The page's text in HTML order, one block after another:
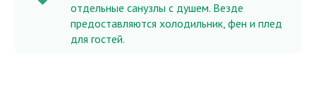
отдельные санузлы с душем. Везде
предоставляются холодильник, фен и плед
для гостей.